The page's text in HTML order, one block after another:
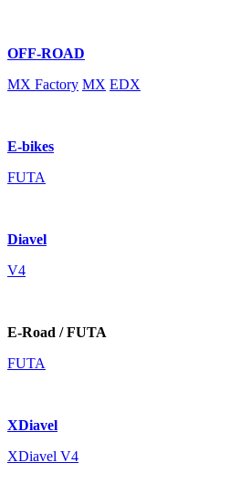
OFF-ROAD
MX Factory MX EDX
E-bikes
FUTA
Diavel
V4
E-Road / FUTA
FUTA
XDiavel
XDiavel V4